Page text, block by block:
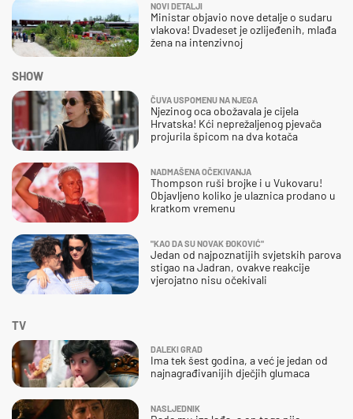
NOVI DETALJI
Ministar objavio nove detalje o sudaru
vlakova! Dvadeset je ozlijeđenih, mlađa
žena na intenzivnoj
SHOW
ČUVA USPOMENU NA NJEGA
Njezinog oca obožavala je cijela
Hrvatska! Kći neprežaljenog pjevača
projurila špicom na dva kotača
NADMAŠENA OČEKIVANJA
Thompson ruši brojke i u Vukovaru!
Objavljeno koliko je ulaznica prodano u
kratkom vremenu
"KAO DA SU NOVAK ĐOKOVIĆ"
Jedan od najpoznatijih svjetskih parova
stigao na Jadran, ovakve reakcije
vjerojatno nisu očekivali
TV
DALEKI GRAD
Ima tek šest godina, a već je jedan od
najnagrađivanijih dječjih glumaca
NASLJEDNIK